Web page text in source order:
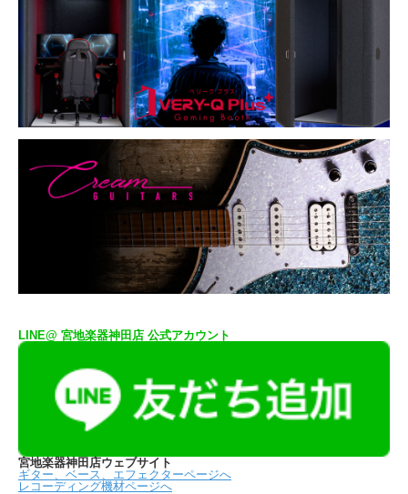
LINE@ 宮地楽器神田店 公式アカウント
宮地楽器神田店ウェブサイト
ギター、ベース、エフェクターページへ
レコーディング機材ページへ